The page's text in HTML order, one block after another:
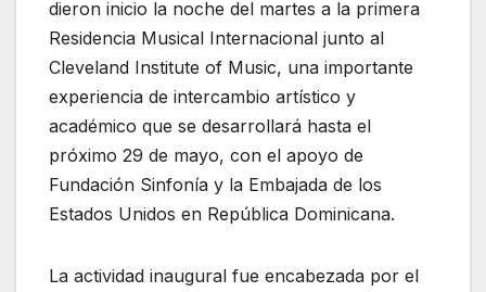
dieron inicio la noche del martes a la primera
Residencia Musical Internacional junto al
Cleveland Institute of Music, una importante
experiencia de intercambio artístico y
académico que se desarrollará hasta el
próximo 29 de mayo, con el apoyo de
Fundación Sinfonía y la Embajada de los
Estados Unidos en República Dominicana.
La actividad inaugural fue encabezada por el